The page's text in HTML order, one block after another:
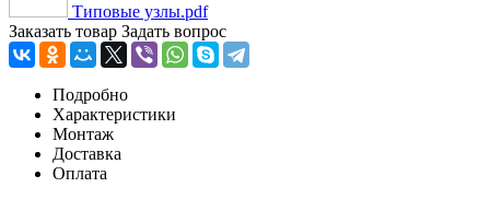
Типовые узлы.pdf
Заказать товар Задать вопрос
Подробно
Характеристики
Монтаж
Доставка
Оплата